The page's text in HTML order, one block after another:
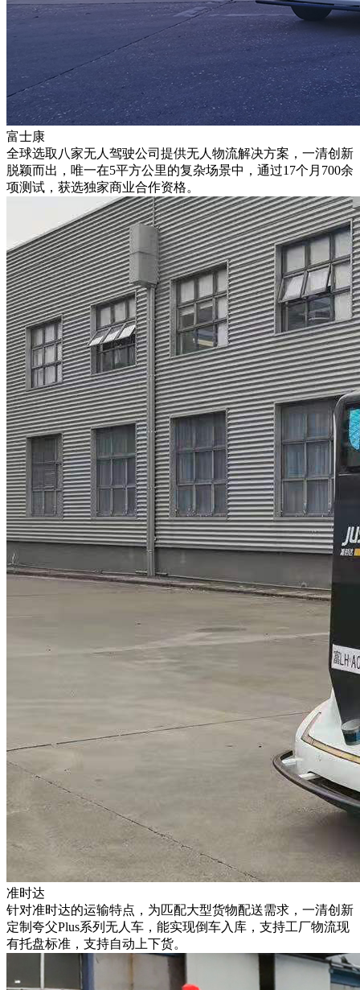
富士康
全球选取八家无人驾驶公司提供无人物流解决方案，一清创新
脱颖而出，唯一在5平方公里的复杂场景中，通过17个月700余
项测试，获选独家商业合作资格。
准时达
针对准时达的运输特点，为匹配大型货物配送需求，一清创新
定制夸父Plus系列无人车，能实现倒车入库，支持工厂物流现
有托盘标准，支持自动上下货。